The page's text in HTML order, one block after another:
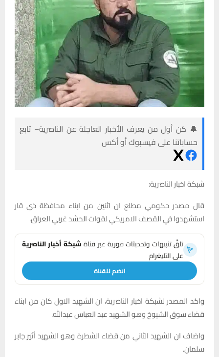
🔔 كن أول من يعرف الأخبار العاجلة عن الناصرية– تابع
حساباتنا على فيسبوك أو أكس
شبكة اخبار الناصرية:
قال مصدر حكومي مطلع ان اثنين من ابناء محافظة ذي قار
استشهدوا في القصف الامريكي لقوات الحشد غربي العراق.
تلقَّ تنبيهات وتحديثات فورية عبر قناةشبكة أخبار الناصرية
على التليغرام
انضم للقناة
واكد المصدر لشبكة اخبار الناصرية، ان الشهيد الاول كان من ابناء
قضاء سوق الشيوخ وهو الشهيد عبد العباس عبدالله.
واضاف ان الشهيد الثاني من قضاء الشطرة وهو الشهيد أثير جابر
سلمان.